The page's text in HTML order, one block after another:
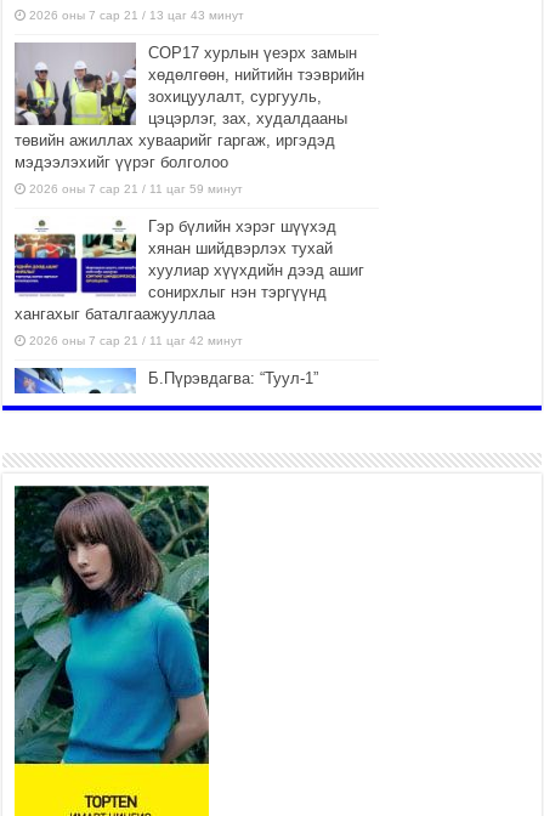
2026 оны 7 сар 21 / 13 цаг 43 минут
COP17 хурлын үеэрх замын
хөдөлгөөн, нийтийн тээврийн
зохицуулалт, сургууль,
цэцэрлэг, зах, худалдааны
төвийн ажиллах хуваарийг гаргаж, иргэдэд
мэдээлэхийг үүрэг болголоо
2026 оны 7 сар 21 / 11 цаг 59 минут
Гэр бүлийн хэрэг шүүхэд
хянан шийдвэрлэх тухай
хуулиар хүүхдийн дээд ашиг
сонирхлыг нэн тэргүүнд
хангахыг баталгаажууллаа
2026 оны 7 сар 21 / 11 цаг 42 минут
Б.Пүрэвдагва: “Туул-1”
2026 оны 7 сар 21 / 10 цаг 15 минут
НИЙСЛЭЛ, АЙМГИЙН
УДИРДЛАГУУДЫН АЖЛЫГ
ХҮНД СУРТЛЫГ БУУРУУЛЖ,
ИРГЭД, АЖ АХУЙН НЭГЖИЙН
АЧААГ ХЭРХЭН ХӨНГӨЛСНӨӨР ДҮГНЭНЭ
2026 оны 7 сар 21 / 10 цаг 09 минут
Байнгын хорооны дарга
М.Мандхай Цөлжилттэй
тэмцэх тухай НҮБ-ын
конвенцын талуудын 17 дугаар
бага хурал (СОР17)-ын бэлтгэл ажлын явцтай
танилцлаа
2026 оны 7 сар 21 / 10 цаг 03 минут